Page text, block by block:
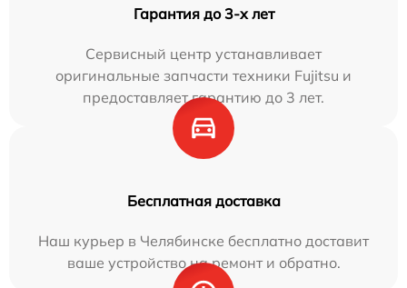
Гарантия до 3-х лет
Сервисный центр устанавливает
оригинальные запчасти техники Fujitsu и
предоставляет гарантию до 3 лет.
Бесплатная доставка
Наш курьер в Челябинске бесплатно доставит
ваше устройство на ремонт и обратно.